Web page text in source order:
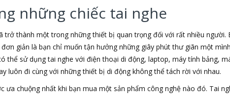
những chiếc tai nghe
trở thành một trong những thiết bị quan trọng đối với rất nhiều
giản là bạn chỉ muốn tận hưởng những giây phút thư giãn một
thể sử dụng tai nghe với điện thoại di động, laptop, máy tính bảng,
luôn đi cùng với những thiết bị di động không thể tách rời với nhau.
ưa chuộng nhất khi bạn mua một sản phẩm công nghệ nào đó. Tai